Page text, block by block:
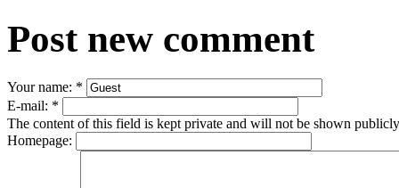
Post new comment
Your name: *
E-mail: *
The content of this field is kept private and will not be shown
Homepage: